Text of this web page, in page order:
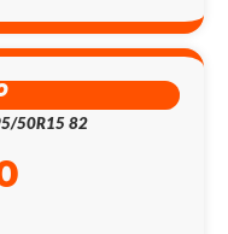
50R15 82